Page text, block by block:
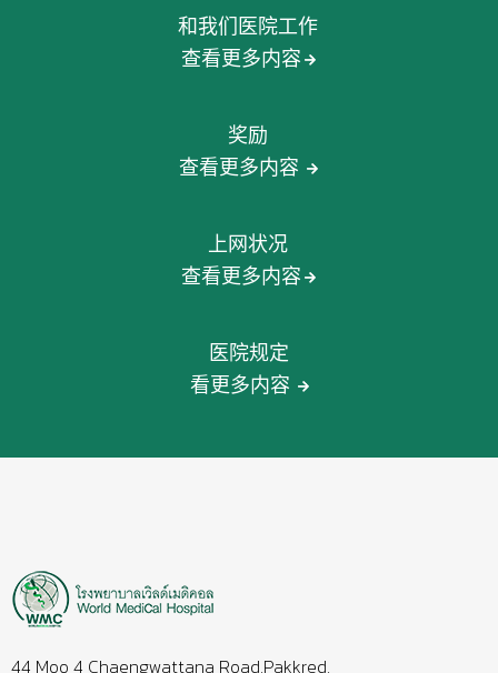
和我们医院工作
查看更多内容
奖励
查看更多内容
上网状况
查看更多内容
医院规定
看更多内容
44 Moo 4 Chaengwattana Road,Pakkred,